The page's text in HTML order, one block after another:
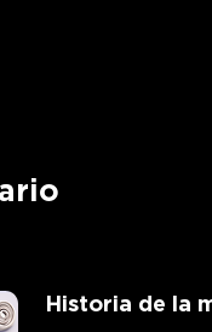
Historia de la